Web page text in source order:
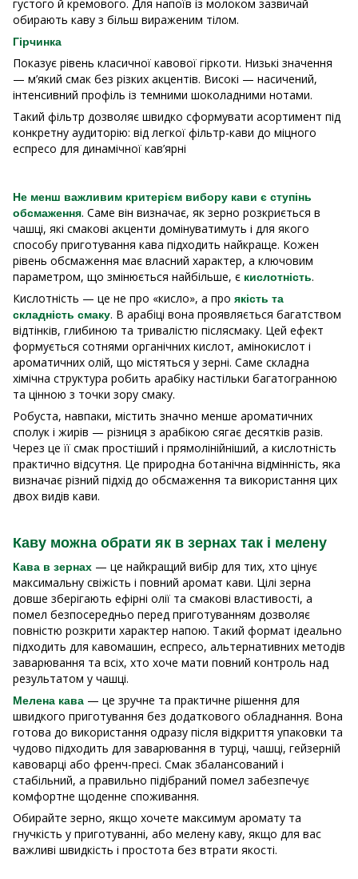
густого й кремового. Для напоїв із молоком зазвичай
обирають каву з більш вираженим тілом.
Гірчинка
Показує рівень класичної кавової гіркоти. Низькі значення
— м’який смак без різких акцентів. Високі — насичений,
інтенсивний профіль із темними шоколадними нотами.
Такий фільтр дозволяє швидко сформувати асортимент під
конкретну аудиторію: від легкої фільтр-кави до міцного
еспресо для динамічної кав’ярні
Не менш важливим критерієм вибору кави є ступінь
обсмаження. Саме він визначає, як зерно розкриється в
чашці, які смакові акценти домінуватимуть і для якого
способу приготування кава підходить найкраще. Кожен
рівень обсмаження має власний характер, а ключовим
параметром, що змінюється найбільше, є кислотність.
Кислотність — це не про «кисло», а про якість та
складність смаку. В арабіці вона проявляється багатством
відтінків, глибиною та тривалістю післясмаку. Цей ефект
формується сотнями органічних кислот, амінокислот і
ароматичних олій, що містяться у зерні. Саме складна
хімічна структура робить арабіку настільки багатогранною
та цінною з точки зору смаку.
Робуста, навпаки, містить значно менше ароматичних
сполук і жирів — різниця з арабікою сягає десятків разів.
Через це її смак простіший і прямолінійніший, а кислотність
практично відсутня. Це природна ботанічна відмінність, яка
визначає різний підхід до обсмаження та використання цих
двох видів кави.
Каву можна обрати як в зернах так і мелену
Кава в зернах — це найкращий вибір для тих, хто цінує
максимальну свіжість і повний аромат кави. Цілі зерна
довше зберігають ефірні олії та смакові властивості, а
помел безпосередньо перед приготуванням дозволяє
повністю розкрити характер напою. Такий формат ідеально
підходить для кавомашин, еспресо, альтернативних методів
заварювання та всіх, хто хоче мати повний контроль над
результатом у чашці.
Мелена кава — це зручне та практичне рішення для
швидкого приготування без додаткового обладнання. Вона
готова до використання одразу після відкриття упаковки та
чудово підходить для заварювання в турці, чашці, гейзерній
кавоварці або френч-пресі. Смак збалансований і
стабільний, а правильно підібраний помел забезпечує
комфортне щоденне споживання.
Обирайте зерно, якщо хочете максимум аромату та
гнучкість у приготуванні, або мелену каву, якщо для вас
важливі швидкість і простота без втрати якості.